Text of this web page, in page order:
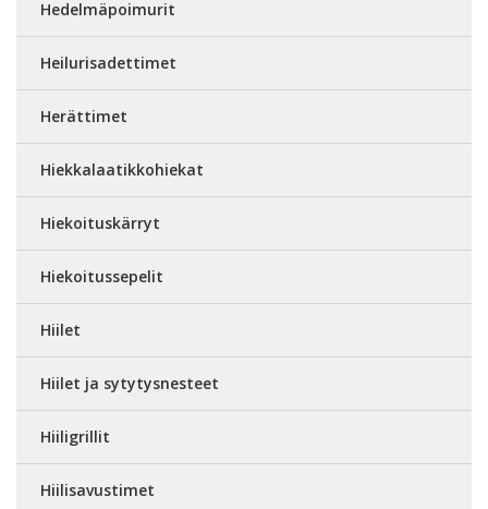
Hedelmäpoimurit
Heilurisadettimet
Herättimet
Hiekkalaatikkohiekat
Hiekoituskärryt
Hiekoitussepelit
Hiilet
Hiilet ja sytytysnesteet
Hiiligrillit
Hiilisavustimet